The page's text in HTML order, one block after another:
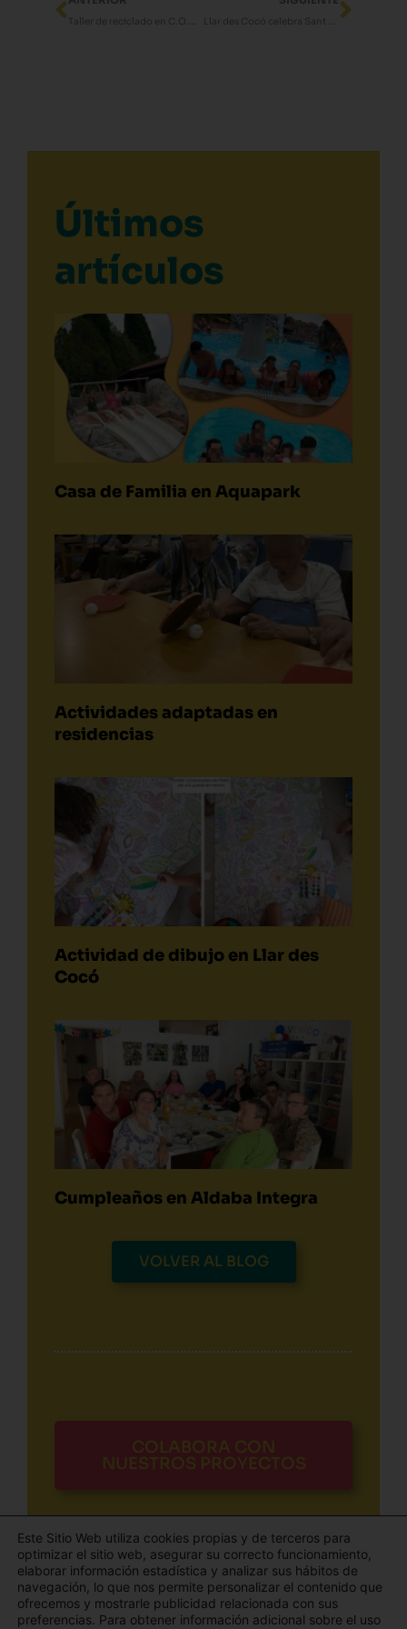
Taller de reciclado en C.O.M «El Molino» Llar des Cocó celebra Sant Antoni
Últimos
artículos
Casa de Familia en Aquapark
Actividades adaptadas en
residencias
Actividad de dibujo en Llar des
Cocó
Cumpleaños en Aldaba Integra
VOLVER AL BLOG
COLABORA CON
NUESTROS PROYECTOS
Todos los derechos © 2026 El Blog de Aldaba | Funciona gracias
Este Sitio Web utiliza cookies propias y de terceros para
optimizar el sitio web, asegurar su correcto funcionamiento,
elaborar información estadística y analizar sus hábitos de
navegación, lo que nos permite personalizar el contenido que
ofrecemos y mostrarle publicidad relacionada con sus
preferencias. Para obtener información adicional sobre el uso